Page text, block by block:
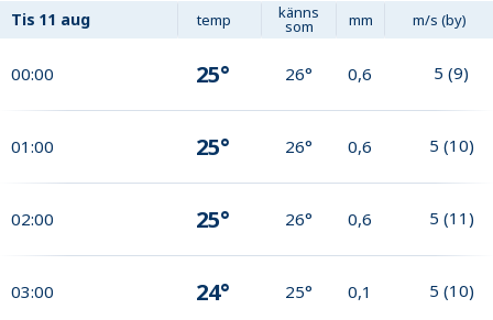
Tis 11 aug temp känns
som mm m/s (by)
00:00 25° 26° 0,6 5 (9)
01:00 25° 26° 0,6 5 (10)
02:00 25° 26° 0,6 5 (11)
03:00 24° 25° 0,1 5 (10)